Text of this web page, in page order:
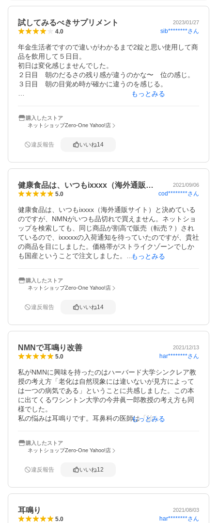
試してみるべきサプリメント 2023/01/27
4.0 sib********さん
年金生活者ですので違いがわかるまで2錠と思い使用して商
品を飲用して５日目。
初日は変化感じませんでした。
２日目　朝のだるさの残り感が違うのかな〜　位の感じ。
３日目　朝の目覚め時が確かに違うのを感じる。
排便に関しては普段もバナナウンチなので　柔らかめにな
ったとしか言えません。
いはわかりません。
私に取って朝のグダグダが減るのは　一日の行動量の違い
満足度の高いサプリメントです。
これから先の変化を期待して、星4つにさせていただきまし
もっとみる
購入したストア
ネットショップZero-One Yahoo!店
違反報告 いいね14
健康食品は、いつもixxxx（海外通販… 2021/09/06
5.0 cod********さん
健康食品は、いつもixxxx（海外通販サイト）と決めている
のですが、NMNがいつも品切れで買えません。ネットショ
ップを検索しても、同じ商品が割高で販売（転売？）され
ているので、ixxxxxの入荷通知を待っていたのですが、貴社
の商品を目にしました。価格帯がストライクゾーンでしか
も国産ということで注文しました。
いのでこの点も良いかと思います。継続して使用していま
す。少なくとも副作用はありません。NMNを試すにはお手
にしてください。
もっとみる
購入したストア
ネットショップZero-One Yahoo!店
違反報告 いいね14
NMNで耳鳴り改善 2021/12/13
5.0 har********さん
私がNMNに興味を持ったのはハーバード大学シンクレア教
授の考え方「老化は自然現象には違いないが見方によって
は一つの病気である」ということに共感しました。この本
に出てくるワシントン大学の今井眞一郎教授の考え方も同
様でした。
私の悩みは耳鳴りです。耳鼻科の医師は「治らないので慣
与しているなら私の老化した内耳細胞を少しでも若返りの
手助けができるのではないかと期待して飲み始めました。
りです。
もっとみる
購入したストア
ネットショップZero-One Yahoo!店
違反報告 いいね12
耳鳴り 2021/08/03
5.0 har********さん